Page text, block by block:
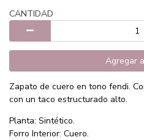
CANTIDAD
Agregar
Zapato de cuero en tono fendi.
con un taco estructurado alto.
Planta: Sintético.
Forro Interior: Cuero.